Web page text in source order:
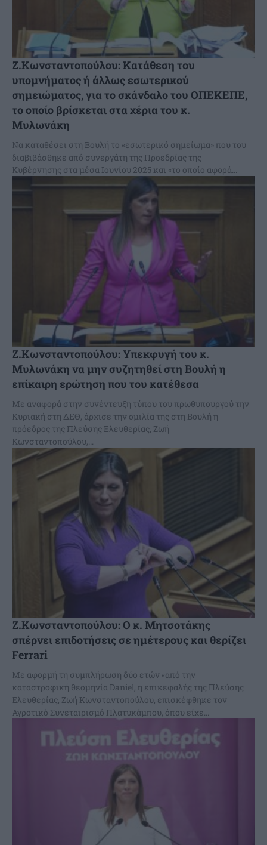
Ζ.Κωνσταντοπούλου: Κατάθεση του
υπομνήματος ή άλλως εσωτερικού
σημειώματος, για το σκάνδαλο του ΟΠΕΚΕΠΕ,
το οποίο βρίσκεται στα χέρια του κ.
Μυλωνάκη
Να καταθέσει στη Βουλή το «εσωτερικό σημείωμα» που του
διαβιβάσθηκε από συνεργάτη της Προεδρίας της
Κυβέρνησης στα μέσα Ιουνίου 2025 και «το οποίο αφορά...
Ζ.Κωνσταντοπούλου: Υπεκφυγή του κ.
Μυλωνάκη να μην συζητηθεί στη Βουλή η
επίκαιρη ερώτηση που του κατέθεσα
Με αναφορά στην συνέντευξη τύπου του πρωθυπουργού την
Κυριακή στη ΔΕΘ, άρχισε την ομιλία της στη Βουλή η
πρόεδρος της Πλεύσης Ελευθερίας, Ζωή
Κωνσταντοπούλου,...
Ζ.Κωνσταντοπούλου: Ο κ. Μητσοτάκης
σπέρνει επιδοτήσεις σε ημέτερους και θερίζει
Ferrari
Με αφορμή τη συμπλήρωση δύο ετών «από την
καταστροφική θεομηνία Daniel, η επικεφαλής της Πλεύσης
Ελευθερίας, Ζωή Κωνσταντοπούλου, επισκέφθηκε τον
Αγροτικό Συνεταιρισμό Πλατυκάμπου, όπου είχε...